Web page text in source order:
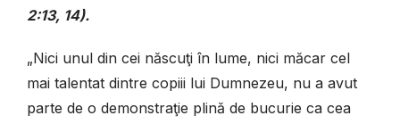
2:13, 14).
„Nici unul din cei născuţi în lume, nici măcar cel
mai talentat dintre copiii lui Dumnezeu, nu a avut
parte de o demonstraţie plină de bucurie ca cea